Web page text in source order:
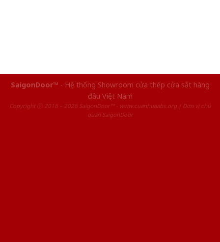
SaigonDoor™ - Hệ thống Showroom cửa thép cửa sắt hàng
đầu Việt Nam
Copyright ⓒ 2016 – 2026 SaigonDoor™ - www.cuanhuaabs.org | Đơn vị chủ
quản SaigonDoor